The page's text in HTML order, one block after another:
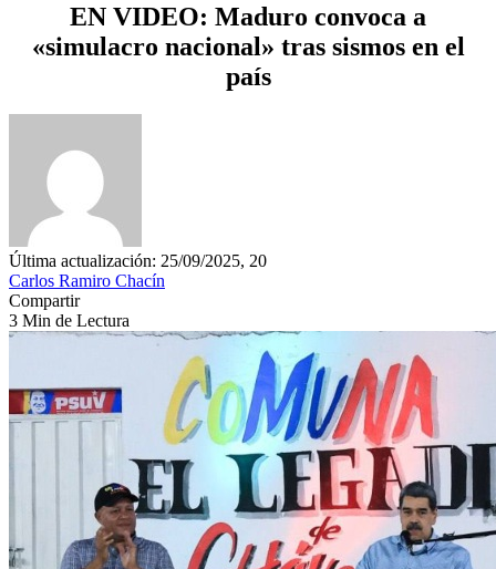
EN VIDEO: Maduro convoca a
«simulacro nacional» tras sismos en el
país
Última actualización: 25/09/2025, 20
Carlos Ramiro Chacín
Compartir
3 Min de Lectura